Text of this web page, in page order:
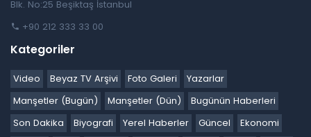
Blk. No:25 Beşiktaş İstanbul
+90 212 333 33 00
Kategoriler
Video Beyaz TV Arşivi Foto Galeri
Yazarlar
Manşetler (Bugün)
Manşetler (Dün)
Bugünün Haberleri
Son Dakika
Biyografi Yerel Haberler Güncel
Ekonomi